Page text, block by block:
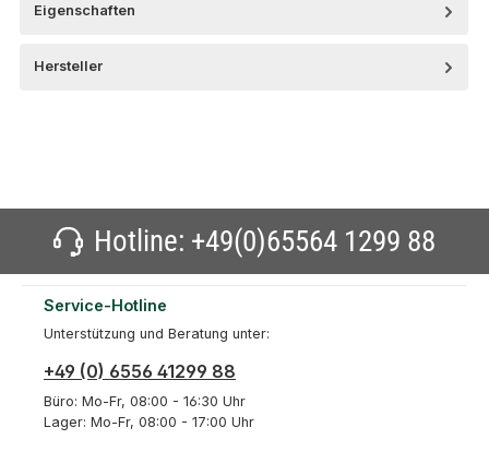
Eigenschaften
Hersteller
Hotline: +49(0)65564 1299 88
Service-Hotline
Unterstützung und Beratung unter:
+49 (0) 6556 41299 88
Büro: Mo-Fr, 08:00 - 16:30 Uhr
Lager: Mo-Fr, 08:00 - 17:00 Uhr